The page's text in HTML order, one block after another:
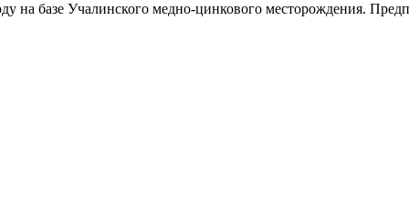
на базе Учалинского медно-цинкового месторождения.